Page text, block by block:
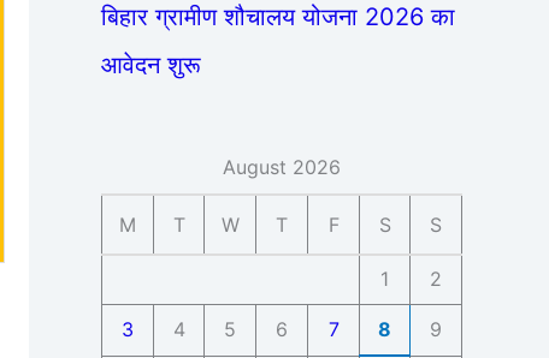
बिहार ग्रामीण शौचालय योजना 2026 का
आवेदन शुरू
August 2026
M T W T F S S
1 2
3 4 5 6 7 8 9